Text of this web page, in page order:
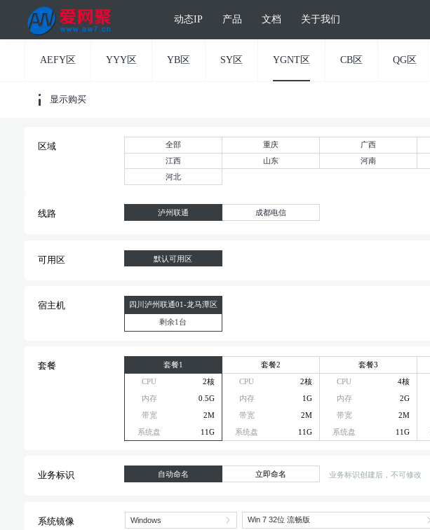
动态IP 产品 文档 关于我们
AEFY区 YYY区 YB区 SY区 YGNT区 CB区 QG区
显示购买
区域 全部 重庆 广西
江西
山东 河南
河北
线路 泸州联通 成都电信
可用区 默认可用区
宿主机 四川泸州联通01-龙马潭区
剩余1台
套餐 套餐1
CPU
2核
内存
0.5G
带宽
2M
系统盘
11G
套餐2
CPU
2核
内存
1G
带宽
2M
系统盘
11G
套餐3
CPU
4核
内存
2G
带宽
2M
系统盘
11G
业务标识 自动命名 立即命名 业务标识创建后，不可修改
系统镜像